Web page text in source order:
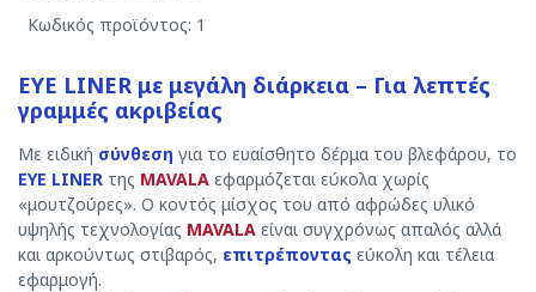
Κωδικός προϊόντος: 1
EYE LINER με μεγάλη διάρκεια – Για λεπτές
γραμμές ακριβείας
Με ειδική σύνθεση για το ευαίσθητο δέρμα του βλεφάρου, το
EYE LINER της MAVALA εφαρμόζεται εύκολα χωρίς
«μουτζούρες». Ο κοντός μίσχος του από αφρώδες υλικό
υψηλής τεχνολογίας MAVALA είναι συγχρόνως απαλός αλλά
και αρκούντως στιβαρός, επιτρέποντας εύκολη και τέλεια
εφαρμογή.